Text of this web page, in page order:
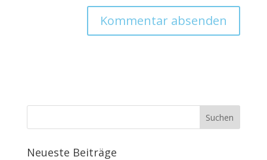
Neueste Beiträge